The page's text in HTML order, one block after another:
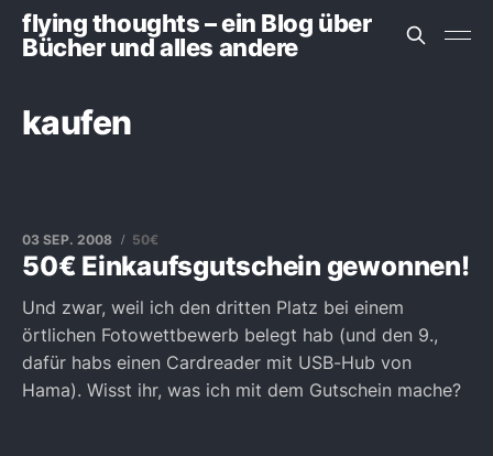
flying thoughts – ein Blog über
Bücher und alles andere
kaufen
50€ Einkaufsgutschein gewonnen!
03 SEP. 2008 50€
Und zwar, weil ich den dritten Platz bei einem
örtlichen Fotowettbewerb belegt hab (und den 9.,
dafür habs einen Cardreader mit USB-Hub von
Hama). Wisst ihr, was ich mit dem Gutschein mache?